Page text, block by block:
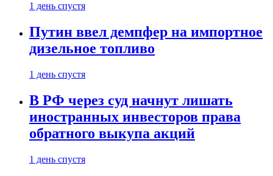
1 день спустя
Путин ввел демпфер на импортное
дизельное топливо
1 день спустя
В РФ через суд начнут лишать
иностранных инвесторов права
обратного выкупа акций
1 день спустя